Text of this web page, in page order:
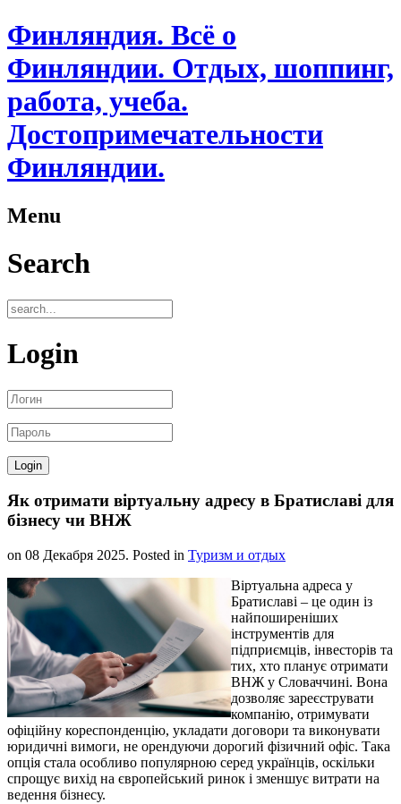
Финляндия. Всё о
Финляндии. Отдых, шоппинг,
работа, учеба.
Достопримечательности
Финляндии.
Menu
Search
Login
Як отримати віртуальну адресу в Братиславі для
бізнесу чи ВНЖ
on 08 Декабря 2025. Posted in Туризм и отдых
Віртуальна адреса у
Братиславі – це один із
найпоширеніших
інструментів для
підприємців, інвесторів та
тих, хто планує отримати
ВНЖ у Словаччині. Вона
дозволяє зареєструвати
компанію, отримувати
офіційну кореспонденцію, укладати договори та виконувати
юридичні вимоги, не орендуючи дорогий фізичний офіс. Така
опція стала особливо популярною серед українців, оскільки
спрощує вихід на європейський ринок і зменшує витрати на
ведення бізнесу.